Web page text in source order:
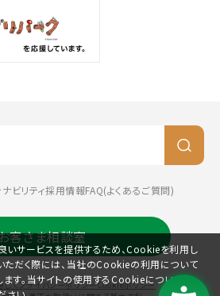
ビリティ採用情報FAQ(よくあるご質問)
客さま相談室
してプライバシーポリシーCookieポリシー
いサービスを提供するため、Cookieを利用し
ただく際には、当社のCookieの利用について
す。当サイトの使用するCookieについては、